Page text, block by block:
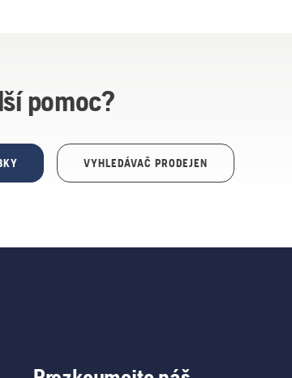
pomoc?
VYHLEDÁVAČ PRODEJEN